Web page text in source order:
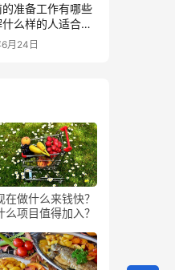
准备工作有哪些
什么样的人适合做
月24日
在做什么来钱快？
么项目值得加入？